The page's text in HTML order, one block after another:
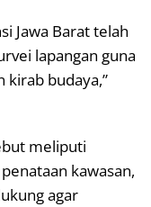
Jawa Barat telah
lapangan guna
kirab budaya,”
meliputi
kawasan,
agar